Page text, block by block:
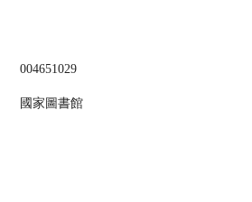
004651029
國家圖書館